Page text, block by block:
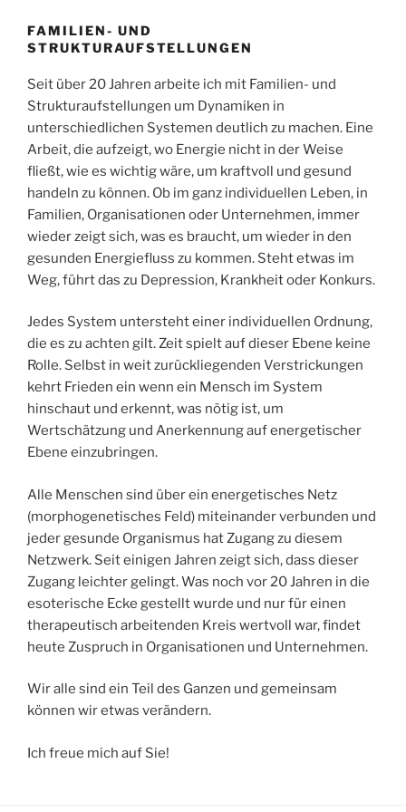
FAMILIEN- UND
STRUKTURAUFSTELLUNGEN
Seit über 20 Jahren arbeite ich mit Familien- und
Strukturaufstellungen um Dynamiken in
unterschiedlichen Systemen deutlich zu machen. Eine
Arbeit, die aufzeigt, wo Energie nicht in der Weise
fließt, wie es wichtig wäre, um kraftvoll und gesund
handeln zu können. Ob im ganz individuellen Leben, in
Familien, Organisationen oder Unternehmen, immer
wieder zeigt sich, was es braucht, um wieder in den
gesunden Energiefluss zu kommen. Steht etwas im
Weg, führt das zu Depression, Krankheit oder Konkurs.
Jedes System untersteht einer individuellen Ordnung,
die es zu achten gilt. Zeit spielt auf dieser Ebene keine
Rolle. Selbst in weit zurückliegenden Verstrickungen
kehrt Frieden ein wenn ein Mensch im System
hinschaut und erkennt, was nötig ist, um
Wertschätzung und Anerkennung auf energetischer
Ebene einzubringen.
Alle Menschen sind über ein energetisches Netz
(morphogenetisches Feld) miteinander verbunden und
jeder gesunde Organismus hat Zugang zu diesem
Netzwerk. Seit einigen Jahren zeigt sich, dass dieser
Zugang leichter gelingt. Was noch vor 20 Jahren in die
esoterische Ecke gestellt wurde und nur für einen
therapeutisch arbeitenden Kreis wertvoll war, findet
heute Zuspruch in Organisationen und Unternehmen.
Wir alle sind ein Teil des Ganzen und gemeinsam
können wir etwas verändern.
Ich freue mich auf Sie!